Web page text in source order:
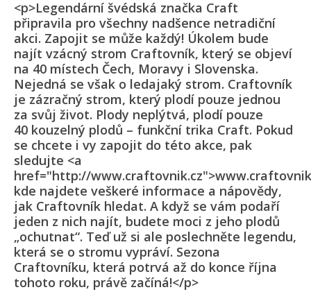
<p>Legendární švédská značka Craft
připravila pro všechny nadšence netradiční
akci. Zapojit se může každý! Úkolem bude
najít vzácný strom Craftovník, který se objeví
na 40 místech Čech, Moravy i Slovenska.
Nejedná se však o ledajaký strom. Craftovník
je zázračný strom, který plodí pouze jednou
za svůj život. Plody neplýtvá, plodí pouze
40 kouzelný plodů – funkční trika Craft. Pokud
se chcete i vy zapojit do této akce, pak
sledujte <a
href="http://
kde najdete veškeré informace a nápovědy,
jak Craftovník hledat. A když se vám podaří
jeden z nich najít, budete moci z jeho plodů
„ochutnat“. Teď už si ale poslechněte legendu,
která se o stromu vypráví. Sezona
Craftovníku, která potrvá až do konce října
tohoto roku, právě začíná!</p>